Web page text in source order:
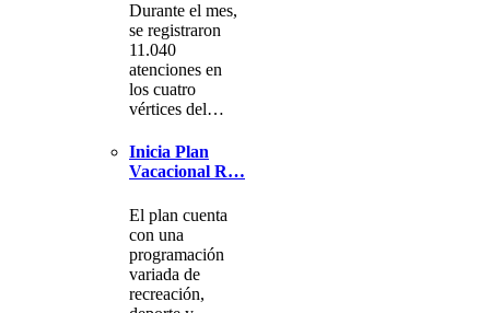
Durante el mes,
se registraron
11.040
atenciones en
los cuatro
vértices del…
Inicia Plan
Vacacional R…
El plan cuenta
con una
programación
variada de
recreación,